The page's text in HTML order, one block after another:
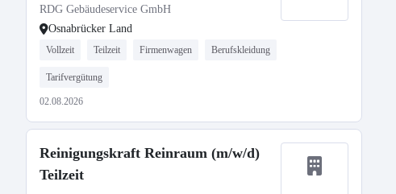
RDG Gebäudeservice GmbH
Osnabrücker Land
Vollzeit Teilzeit Firmenwagen Berufskleidung
Tarifvergütung
02.08.2026
Reinigungskraft Reinraum (m/w/d)
Teilzeit